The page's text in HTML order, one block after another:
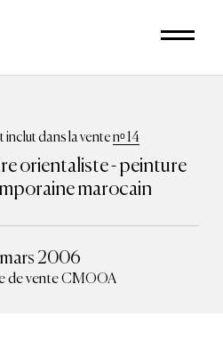
inclut dans la ventenᵒ 14
orientaliste - peinture
marocain
2006
de vente CMOOA